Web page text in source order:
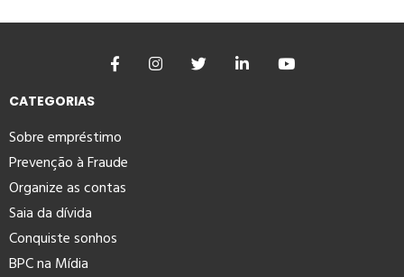
CATEGORIAS
Sobre empréstimo
Prevenção à Fraude
Organize as contas
Saia da dívida
Conquiste sonhos
BPC na Mídia